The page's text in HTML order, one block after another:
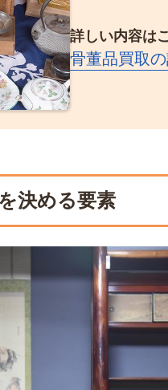
詳しい内容は
骨董品買取
決める要素